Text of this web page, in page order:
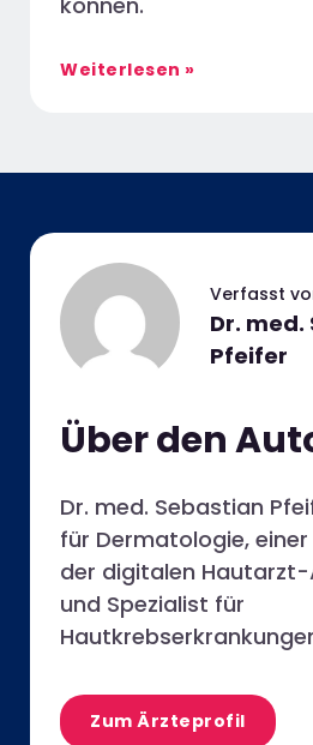
Weiterlesen »
Dr.
Pfeifer
Über den
Dr. med. Sebastian
für Dermatologie,
der digitalen Hautarzt-
und Spezialist für
Zum Ärzteprofil